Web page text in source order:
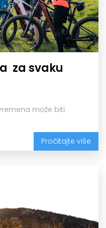
za svaku
može biti
Pročitajte više